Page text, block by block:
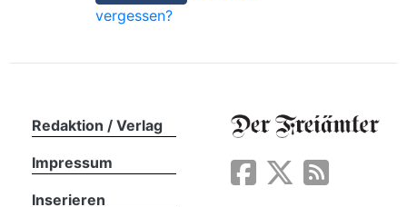
Paper
App
vergessen?
Redaktion / Verlag
Impressum
Inserieren